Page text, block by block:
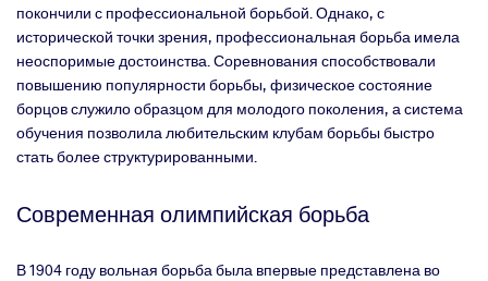
покончили с профессиональной борьбой. Однако, с
исторической точки зрения, профессиональная борьба имела
неоспоримые достоинства. Соревнования способствовали
повышению популярности борьбы, физическое состояние
борцов служило образцом для молодого поколения, а система
обучения позволила любительским клубам борьбы быстро
стать более структурированными.
Современная олимпийская борьба
В 1904 году вольная борьба была впервые представлена во